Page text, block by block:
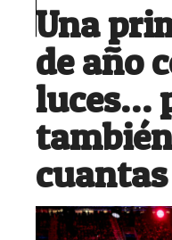
Una
de año
luces…